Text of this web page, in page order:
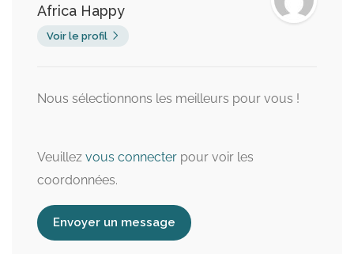
Africa Happy
Voir le profil
Nous sélectionnons les meilleurs pour vous !
Veuillez vous connecter pour voir les
coordonnées.
Envoyer un message